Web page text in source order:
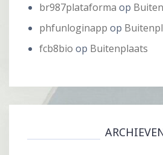
br987plataforma op
phfunloginapp op
fcb8bio op Buitenplaats